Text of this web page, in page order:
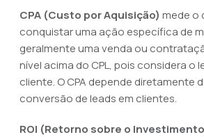
CPA (Custo por Aquisição) mede o
conquistar uma ação específica de
geralmente uma venda ou
nível acima do CPL, pois considera o
cliente. O CPA depende diretamente
conversão de leads em clientes.
ROI (Retorno sobre o